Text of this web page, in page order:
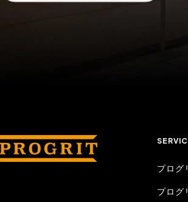
プログ
プログ